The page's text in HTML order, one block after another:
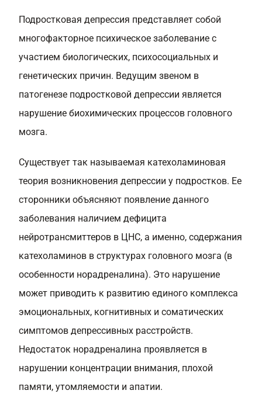
Подростковая депрессия представляет собой
многофакторное психическое заболевание с
участием биологических, психосоциальных и
генетических причин. Ведущим звеном в
патогенезе подростковой депрессии является
нарушение биохимических процессов головного
мозга.
Существует так называемая катехоламиновая
теория возникновения депрессии у подростков. Ее
сторонники объясняют появление данного
заболевания наличием дефицита
нейротрансмиттеров в ЦНС, а именно, содержания
катехоламинов в структурах головного мозга (в
особенности норадреналина). Это нарушение
может приводить к развитию единого комплекса
эмоциональных, когнитивных и соматических
симптомов депрессивных расстройств.
Недостаток норадреналина проявляется в
нарушении концентрации внимания, плохой
памяти, утомляемости и апатии.